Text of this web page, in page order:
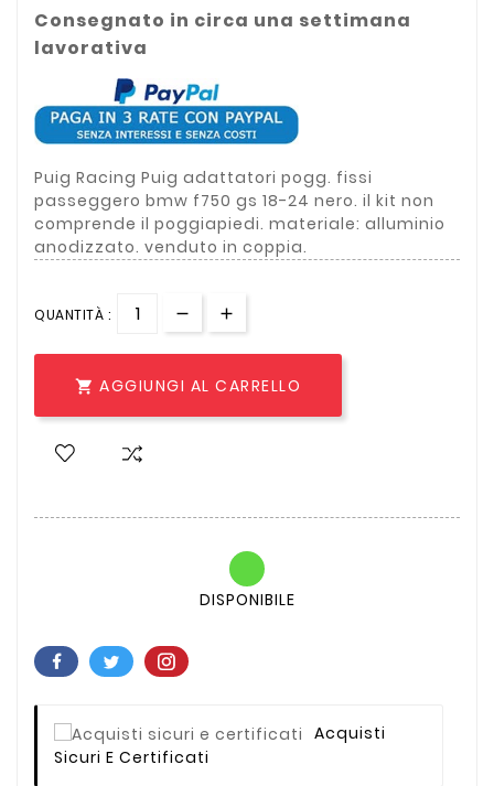
Consegnato in circa una settimana
lavorativa
Puig Racing Puig adattatori pogg. fissi
passeggero bmw f750 gs 18-24 nero. il kit non
comprende il poggiapiedi. materiale: alluminio
anodizzato. venduto in coppia.
QUANTITÀ :
 AGGIUNGI AL CARRELLO
DISPONIBILE
Acquisti
Sicuri E Certificati